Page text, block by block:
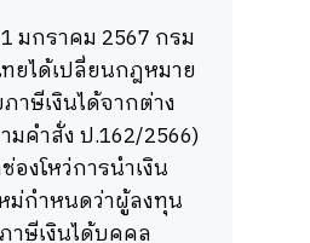
มกราคม 2567 กรม
ยได้เปลี่ยนกฎหมาย
าษีเงินได้จากต่าง
มคำสั่ง ป.162/2566)
องโหว่การนำเงิน
ม่กำหนดว่าผู้ลงทุน
าษีเงินได้บุคคล